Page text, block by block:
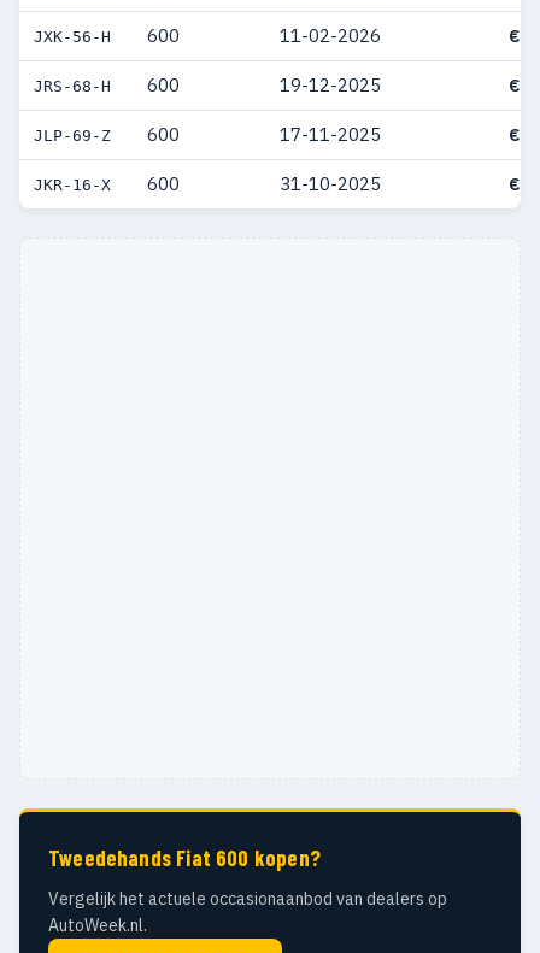
JXK-56-H 600 11-02-2026 €
JRS-68-H 600 19-12-2025 €
JLP-69-Z 600 17-11-2025 €
JKR-16-X 600 31-10-2025 €
Tweedehands Fiat 600 kopen?
Vergelijk het actuele occasionaanbod van dealers op
AutoWeek.nl.